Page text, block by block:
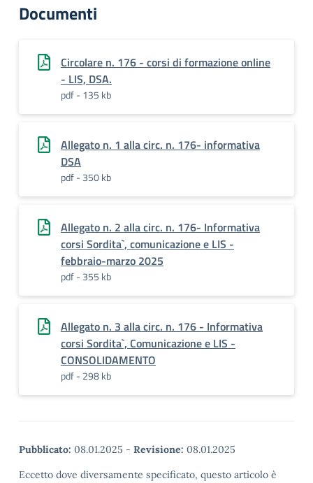
Documenti
Circolare n. 176 - corsi di formazione online
- LIS, DSA.
pdf - 135 kb
Allegato n. 1 alla circ. n. 176- informativa
DSA
pdf - 350 kb
Allegato n. 2 alla circ. n. 176- Informativa
corsi Sordita`, comunicazione e LIS -
febbraio-marzo 2025
pdf - 355 kb
Allegato n. 3 alla circ. n. 176 - Informativa
corsi Sordita`, Comunicazione e LIS -
CONSOLIDAMENTO
pdf - 298 kb
Pubblicato: 08.01.2025 - Revisione: 08.01.2025
Eccetto dove diversamente specificato, questo articolo è